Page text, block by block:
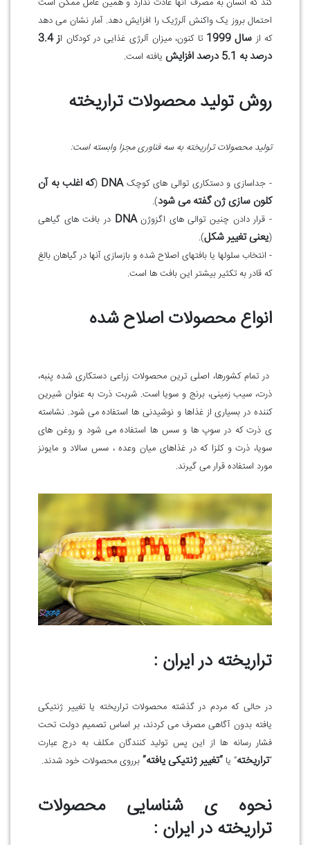
احتمال بروز یک واکنش آلرژیک را افزایش دهد. آمار نشان می دهد
که از سال 1999 تا کنون، میزان آلرژی غذایی در کودکان ا ز 3.4
درصد به 5.1 درصد افزایش
یافته است.
روش تولید محصولات تراریخته
تولید محصولات تراریخته به سه فناوری مجزا وابسته است:
- جداسازی و دستکاری توالی های کوچک DNA
(که اغلب به آن
کلون سازی ژن گفته می شود).
- قرار دادن چنین توالی های اگزوژن DNA در بافت های گیاهی
(یعنی تغییر شکل).
- انتخاب سلولها یا بافتهای اصلاح شده و بازسازی آنها در گیاهان بالغ
که قادر به تکثیر بیشتر این بافت ها است.
انواع محصولات اصلاح شده
در تمام کشورها، اصلی ترین محصولات زراعی دستکاری شده پنبه،
ذرت، سیب زمینی، برنج و سویا است. شربت ذرت به عنوان شیرین
کننده در بسیاری از غذاها و نوشیدنی ها استفاده می شود. نشاسته
ی ذرت که در سوپ ها و سس ها استفاده می شود و روغن های
سویا، ذرت و کلزا که در غذاهای میان وعده ، سس سالاد و مایونز
مورد استفاده قرار می گیرند.
تراریخته در ایران :
در حالی که مردم در گذشته محصولات تراریخته یا تغییر ژنتیکی
یافته بدون آگاهی مصرف می کردند، بر اساس تصمیم دولت تحت
فشار رسانه ها از این پس تولید کنندگان مکلف به درج عبارت
“تراریخته” یا “تغییر ژنتیکی یافته” برروی محصولات خود شدند.
نحوه ی شناسایی محصولات
تراریخته در ایران :